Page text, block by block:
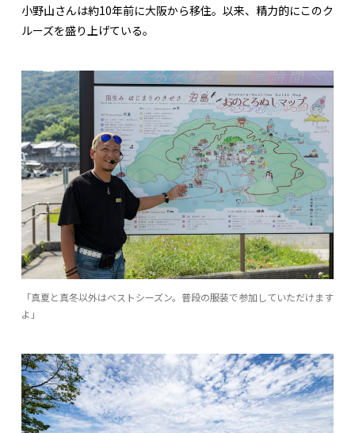
小野山さんは約10年前に大阪から移住。以来、精力的にこのク
ルーズを盛り上げている。
「真夏と真冬以外はベストシーズン。普段の服装で参加していただけます
よ」